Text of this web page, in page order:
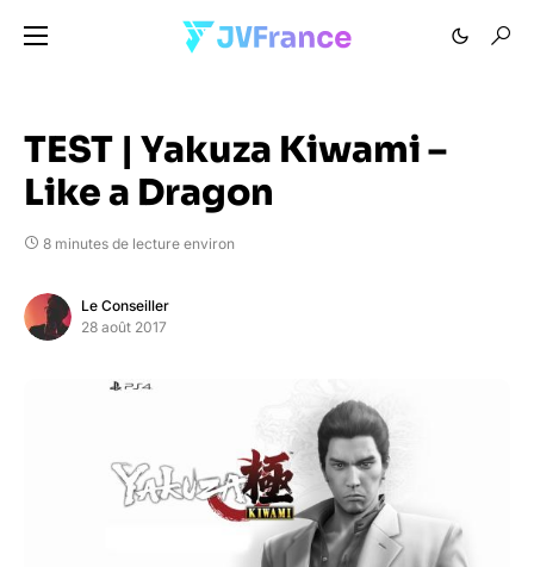
TEST | Yakuza Kiwami –
Like a Dragon
8 minutes de lecture environ
Le Conseiller
28 août 2017